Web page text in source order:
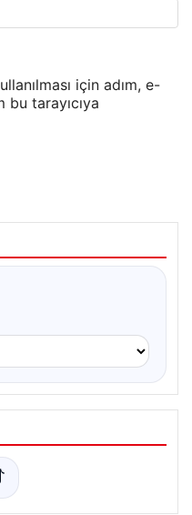
için adım, e-
tarayıcıya